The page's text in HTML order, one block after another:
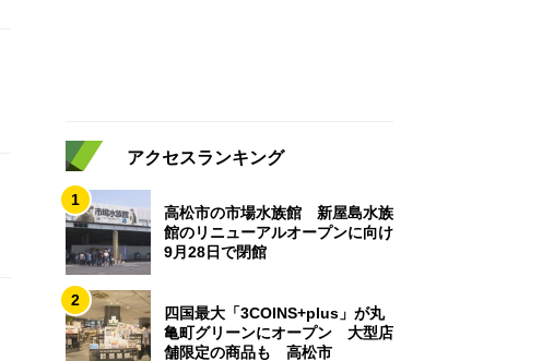
アクセスランキング
1
高松市の市場水族館 新屋島水族
館のリニューアルオープンに向け
9月28日で閉館
2
四国最大「3COINS+plus」が丸
亀町グリーンにオープン 大型店
舗限定の商品も 高松市